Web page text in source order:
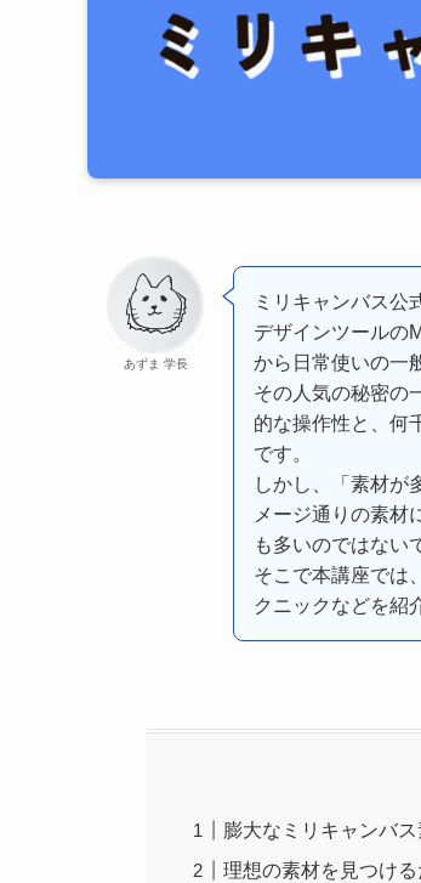
あずま 学長
ミリキャンバス公
デザインツールの
から日常使いの一
その人気の秘密の
的な操作性と、何
です。
しかし、「素材が
メージ通りの素材
も多いのではない
そこで本講座では
クニックなどを紹
膨大なミリキャンバ
理想の素材を見つけ